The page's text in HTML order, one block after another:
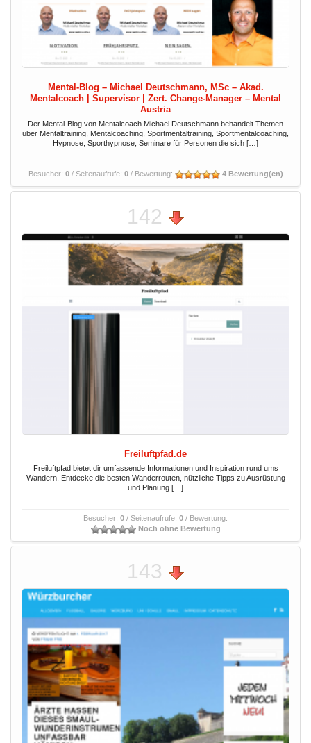
Mental-Blog – Michael Deutschmann, MSc – Akad.
Mentalcoach | Supervisor | Zert. Change-Manager – Mental
Austria
Der Mental-Blog von Mentalcoach Michael Deutschmann behandelt Themen
über Mentaltraining, Mentalcoaching, Sportmentaltraining, Sportmentalcoaching,
Hypnose, Sporthypnose, Seminare für Personen die sich […]
Besucher: 0/ Seitenaufrufe: 0/ Bewertung: 4 Bewertung(en)
142
Freiluftpfad.de
Freiluftpfad bietet dir umfassende Informationen und Inspiration rund ums
Wandern. Entdecke die besten Wanderrouten, nützliche Tipps zu Ausrüstung
und Planung […]
Besucher: 0 / Seitenaufrufe: 0 / Bewertung:
Noch ohne Bewertung
143